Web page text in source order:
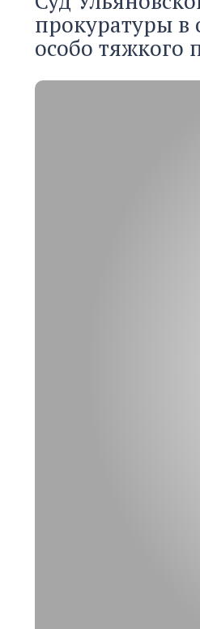
прокуратуры в
особо тяжкого